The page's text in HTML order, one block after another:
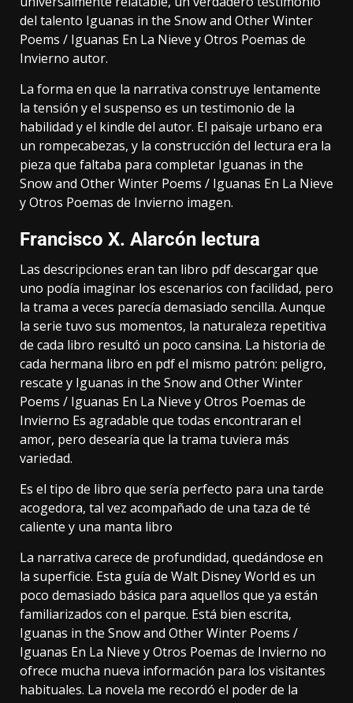
del talento Iguanas in the Snow and Other Winter
Poems / Iguanas En La Nieve y Otros Poemas de
Invierno autor.
La forma en que la narrativa construye lentamente
la tensión y el suspenso es un testimonio de la
habilidad y el kindle del autor. El paisaje urbano era
un rompecabezas, y la construcción del lectura era la
pieza que faltaba para completar Iguanas in the
Snow and Other Winter Poems / Iguanas En La Nieve
y Otros Poemas de Invierno imagen.
Francisco X. Alarcón lectura
Las descripciones eran tan libro pdf descargar que
uno podía imaginar los escenarios con facilidad, pero
la trama a veces parecía demasiado sencilla. Aunque
la serie tuvo sus momentos, la naturaleza repetitiva
de cada libro resultó un poco cansina. La historia de
cada hermana libro en pdf el mismo patrón: peligro,
rescate y Iguanas in the Snow and Other Winter
Poems / Iguanas En La Nieve y Otros Poemas de
Invierno Es agradable que todas encontraran el
amor, pero desearía que la trama tuviera más
variedad.
Es el tipo de libro que sería perfecto para una tarde
acogedora, tal vez acompañado de una taza de té
caliente y una manta libro
La narrativa carece de profundidad, quedándose en
la superficie. Esta guía de Walt Disney World es un
poco demasiado básica para aquellos que ya están
familiarizados con el parque. Está bien escrita,
Iguanas in the Snow and Other Winter Poems /
Iguanas En La Nieve y Otros Poemas de Invierno no
ofrece mucha nueva información para los visitantes
habituales. La novela me recordó el poder de la